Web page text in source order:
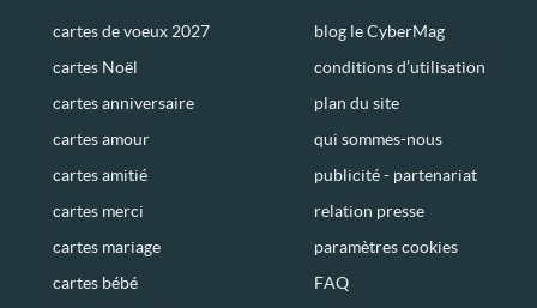
cartes de voeux 2027
cartes Noël
cartes anniversaire
cartes amour
cartes amitié
cartes merci
cartes mariage
cartes bébé
blog le CyberMag
conditions d’utilisation
plan du site
qui sommes-nous
publicité - partenariat
relation presse
paramètres cookies
FAQ